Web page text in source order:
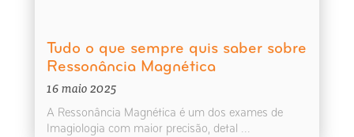
Tudo o que sempre quis saber sobre
Ressonância Magnética
16 maio 2025
A Ressonância Magnética é um dos exames de
Imagiologia com maior precisão, detal ...